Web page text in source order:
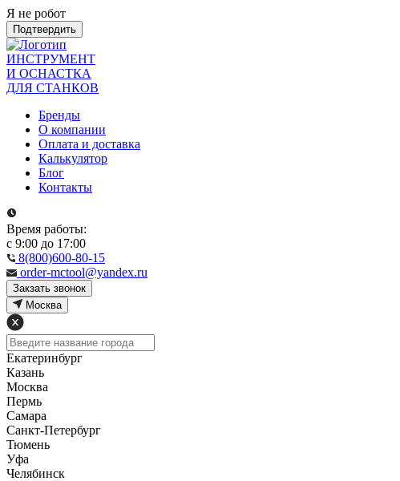
Я не робот
Подтвердить
ИНСТРУМЕНТ
И ОСНАСТКА
ДЛЯ СТАНКОВ
Бренды
О компании
Оплата и доставка
Калькулятор
Блог
Контакты
Время работы:
с 9:00 до 17:00
8(800)600-80-15
order-mctool@yandex.ru
Закзать звонок
Москва
Екатеринбург
Казань
Москва
Пермь
Самара
Санкт-Петербург
Тюмень
Уфа
Челябинск